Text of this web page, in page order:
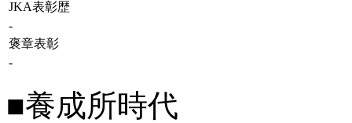
JKA表彰歴
-
褒章表彰
-
■養成所時代